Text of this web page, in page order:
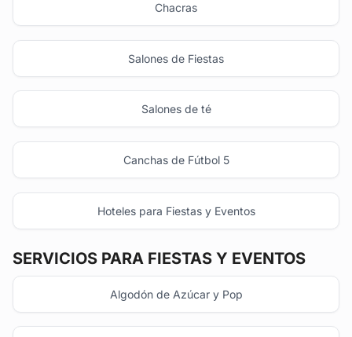
Chacras
Salones de Fiestas
Salones de té
Canchas de Fútbol 5
Hoteles para Fiestas y Eventos
SERVICIOS PARA FIESTAS Y EVENTOS
Algodón de Azúcar y Pop